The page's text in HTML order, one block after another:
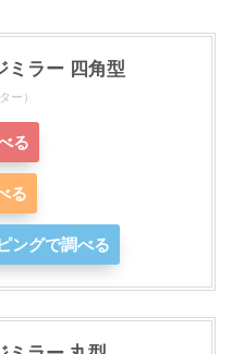
ミラー 四角型
ー）
る
る
ングで調べる